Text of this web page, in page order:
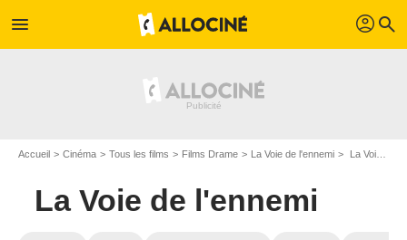
menu profil search
Accueil Cinéma Tous les films Films Drame La Voie de l'ennemi La Voie de l'ennemi en DVD Blu Ray
La Voie de l'ennemi